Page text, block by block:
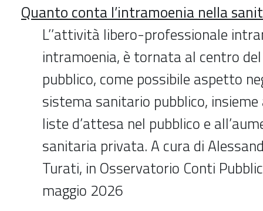
Quanto conta l’intramoenia nella
L’’attività libero-professionale
intramoenia, è tornata al centro
pubblico, come possibile aspetto
sistema sanitario pubblico,
liste d’attesa nel pubblico e
sanitaria privata. A cura di
Turati, in Osservatorio Conti
maggio 2026